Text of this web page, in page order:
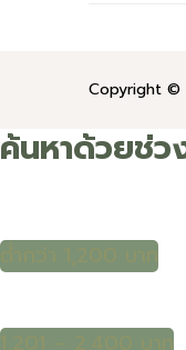
Copyright ©
ค้นหาด้วยช่ว